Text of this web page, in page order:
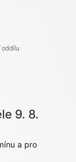
oddílu
9. 8.
a pro